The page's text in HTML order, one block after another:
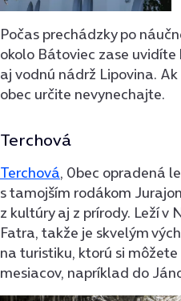
Počas prechádzky po
okolo Bátoviec zase
aj vodnú nádrž Lipovina.
obec určite nevynechajte.
Terchová
Terchová, 0bec opradená
s tamojším rodákom
z kultúry aj z prírody. Leží v
Fatra, takže je skvelým
na turistiku, ktorú si
mesiacov, napríklad do